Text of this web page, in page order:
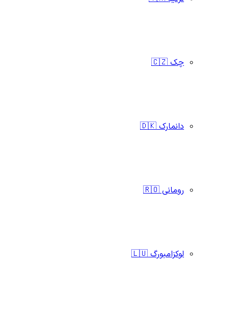
چک 🇨🇿
دانمارک 🇩🇰
رومانی 🇷🇴
لوکزامبورگ 🇱🇺